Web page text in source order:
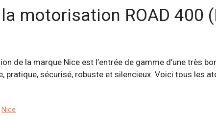
motorisation ROAD 400
de la marque Nice est l’entrée de gamme d’une très
pratique, sécurisé, robuste et silencieux. Voici tous les
Nice